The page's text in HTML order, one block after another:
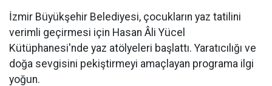
İzmir Büyükşehir Belediyesi, çocukların yaz tatilini
verimli geçirmesi için Hasan Âli Yücel
Kütüphanesi'nde yaz atölyeleri başlattı. Yaratıcılığı ve
doğa sevgisini pekiştirmeyi amaçlayan programa ilgi
yoğun.